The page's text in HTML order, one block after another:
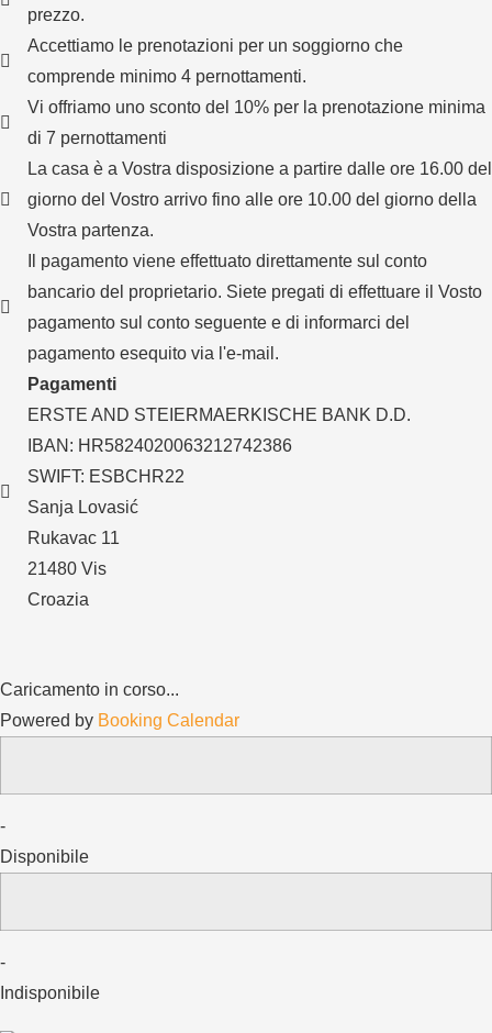
prezzo.
Accettiamo le prenotazioni per un soggiorno che
comprende minimo 4 pernottamenti.
Vi offriamo uno sconto del 10% per la prenotazione minima
di 7 pernottamenti
La casa è a Vostra disposizione a partire dalle ore 16.00 del
giorno del Vostro arrivo fino alle ore 10.00 del giorno della
Vostra partenza.
Il pagamento viene effettuato direttamente sul conto
bancario del proprietario. Siete pregati di effettuare il Vosto
pagamento sul conto seguente e di informarci del
pagamento esequito via l'e-mail.
Pagamenti
ERSTE AND STEIERMAERKISCHE BANK D.D.
IBAN: HR5824020063212742386
SWIFT: ESBCHR22
Sanja Lovasić
Rukavac 11
21480 Vis
Croazia
Caricamento in corso...
Powered by Booking Calendar
-
Disponibile
-
Indisponibile